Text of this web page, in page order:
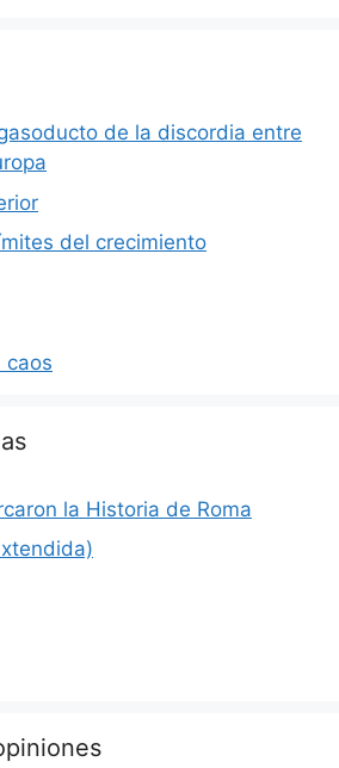
de la discordia entre
del crecimiento
caos
la Historia de Roma